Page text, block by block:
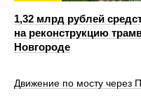
1,32 млрд рублей
на реконструкцию
Новгороде
Движение по мосту через